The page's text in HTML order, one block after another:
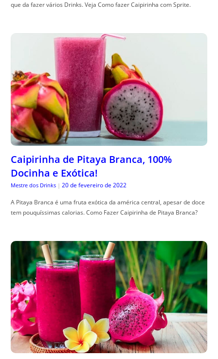
que da fazer vários Drinks. Veja Como fazer Caipirinha com Sprite.
Caipirinha de Pitaya Branca, 100%
Docinha e Exótica!
Mestre dos Drinks | 20 de fevereiro de 2022
A Pitaya Branca é uma fruta exótica da américa central, apesar de doce
tem pouquíssimas calorias. Como Fazer Caipirinha de Pitaya Branca?